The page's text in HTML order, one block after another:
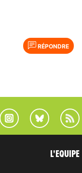
RÉPONDRE
L'EQUIPE